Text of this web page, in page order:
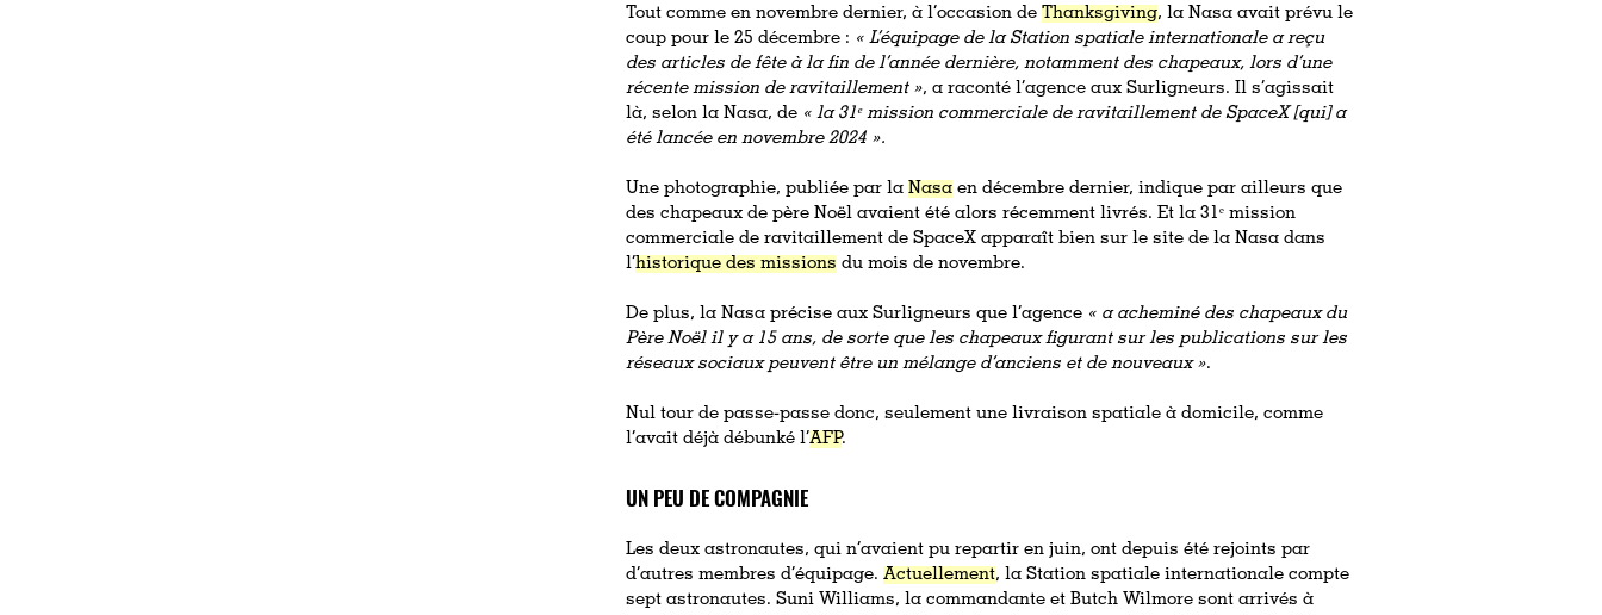
Tout comme en novembre dernier, à l’occasion deThanksgiving, la Nasa avait prévu le
coup pour le 25 décembre : « L’équipage de la Station spatiale internationale a reçu
des articles de fête à la fin de l’année dernière, notamment des chapeaux, lors d’une
récente mission de ravitaillement », a raconté l’agence aux Surligneurs. Il s’agissait
là, selon la Nasa, de « la 31ᵉ mission commerciale de ravitaillement de SpaceX [qui] a
été lancée en novembre 2024 ».
Une photographie, publiée par laNasa en décembre dernier, indique par ailleurs que
des chapeaux de père Noël avaient été alors récemment livrés. Et la 31ᵉ mission
commerciale de ravitaillement de SpaceX apparaît bien sur le site de la Nasa dans
l’historique des missions du mois de novembre.
De plus, la Nasa précise aux Surligneurs que l’agence « a acheminé des chapeaux du
Père Noël il y a 15 ans, de sorte que les chapeaux figurant sur les publications sur les
réseaux sociaux peuvent être un mélange d’anciens et de nouveaux ».
Nul tour de passe-passe donc, seulement une livraison spatiale àdomicile, comme
l’avait déjà débunké l’AFP.
UN PEU DE COMPAGNIE
Les deux astronautes, qui n’avaient pu repartir en juin, ont depuis été rejoints par
d’autres membres d’équipage.Actuellement, la Station spatiale internationale compte
sept astronautes. Suni Williams, la commandante et Butch Wilmore sont arrivés à